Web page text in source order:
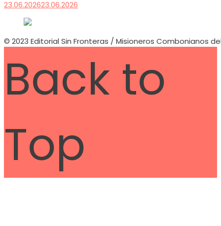
23.06.202623.06.2026
© 2023 Editorial Sin Fronteras / Misioneros Combonianos
Back to
Top